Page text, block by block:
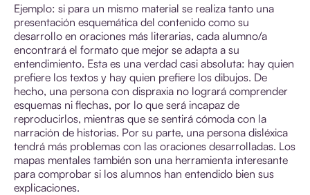
Ejemplo: si para un mismo material se realiza tanto una
presentación esquemática del contenido como su
desarrollo en oraciones más literarias, cada alumno/a
encontrará el formato que mejor se adapta a su
entendimiento. Esta es una verdad casi absoluta: hay quien
prefiere los textos y hay quien prefiere los dibujos. De
hecho, una persona con dispraxia no logrará comprender
esquemas ni flechas, por lo que será incapaz de
reproducirlos, mientras que se sentirá cómoda con la
narración de historias. Por su parte, una persona disléxica
tendrá más problemas con las oraciones desarrolladas. Los
mapas mentales también son una herramienta interesante
para comprobar si los alumnos han entendido bien sus
explicaciones.